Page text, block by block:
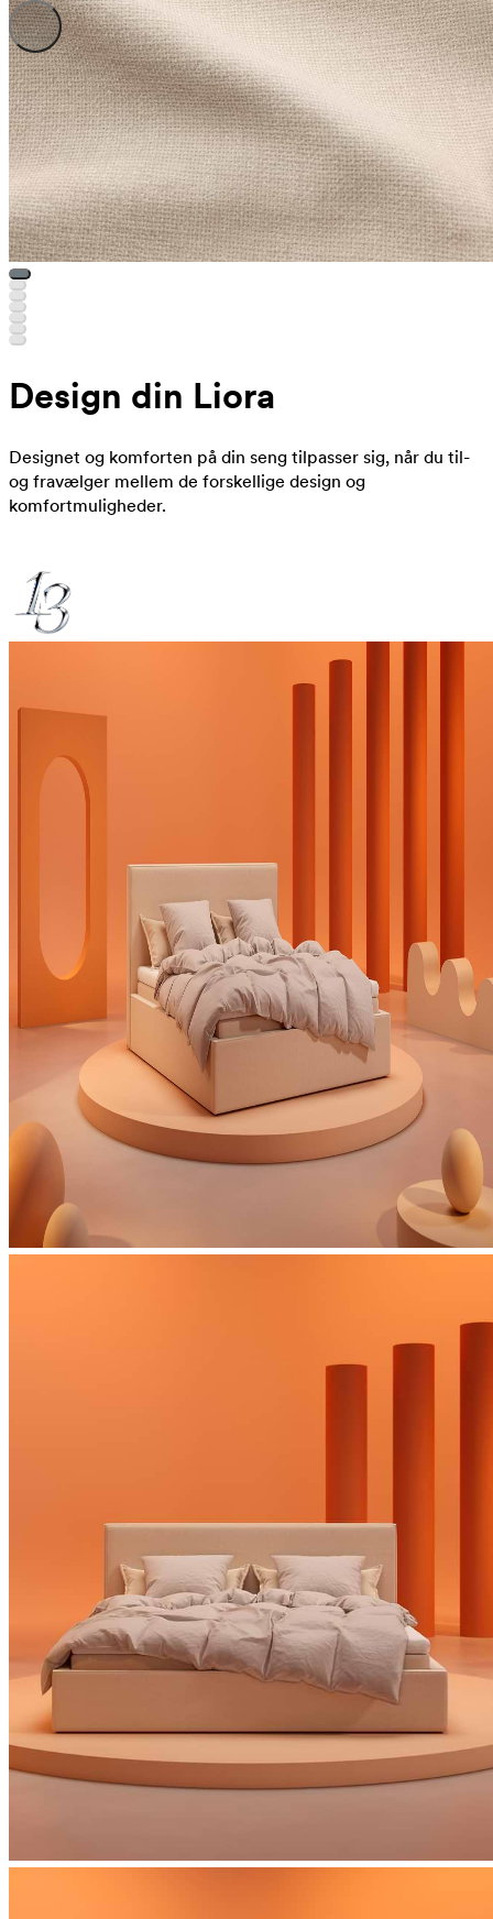
Design din Liora
Designet og komforten på din seng tilpasser sig, når du til-
og fravælger mellem de forskellige design og
komfortmuligheder.